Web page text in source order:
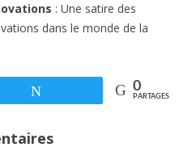
: Une satire des
dans le monde de la
0
PARTAGES